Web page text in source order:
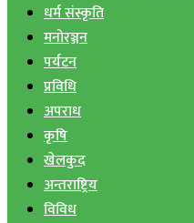
धर्म संस्कृति
मनोरञ्जन
पर्यटन
प्रविधि
अपराध
कृषि
खेलकुद
अन्तराष्ट्रिय
विविध